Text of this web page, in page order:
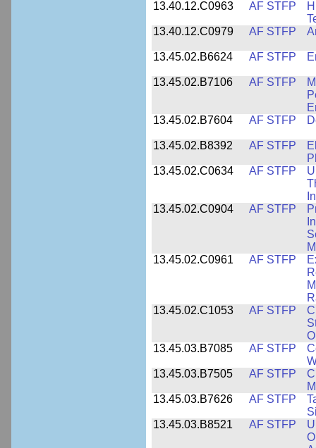
13.40.12.C0963 AF STFP
13.40.12.C0979
AF STFP
13.45.02.B6624 AF STFP
13.45.02.B7106 AF STFP
13.45.02.B7604
AF STFP
13.45.02.B8392 AF STFP
13.45.02.C0634
AF STFP
13.45.02.C0904
AF STFP
13.45.02.C0961
AF STFP
13.45.02.C1053
AF STFP
13.45.03.B7085
AF STFP
13.45.03.B7505
AF STFP
13.45.03.B7626
AF STFP
13.45.03.B8521
AF STFP